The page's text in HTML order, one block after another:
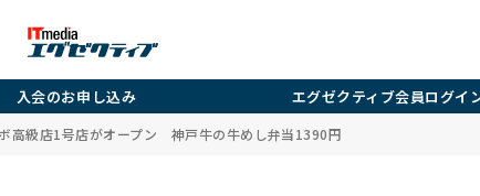
入会のお申し込み エグゼクティブ会員ログイ
高級店1号店がオープン 神戸牛の牛めし弁当1390円